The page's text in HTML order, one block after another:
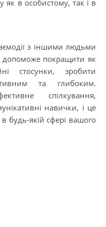
як в особистому, так і в
з іншими людьми
допоможе покращити як
стосунки, зробити
та глибоким.
спілкування,
навички, і це
будь-якій сфері вашого